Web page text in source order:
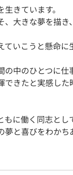
きています。
、大きな夢を描
いこうと懸命に
中のひとつに仕
できたと実感し
に働く同志とし
と喜びをわかち